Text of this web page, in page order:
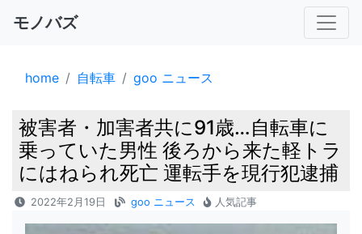
モノバズ
home 自転車 goo ニュース
被害者・加害者共に91歳…自転車に
乗っていた男性 後ろから来た軽トラ
にはねられ死亡 運転手を現行犯逮捕
2022年2月19日 goo ニュース 人気記事